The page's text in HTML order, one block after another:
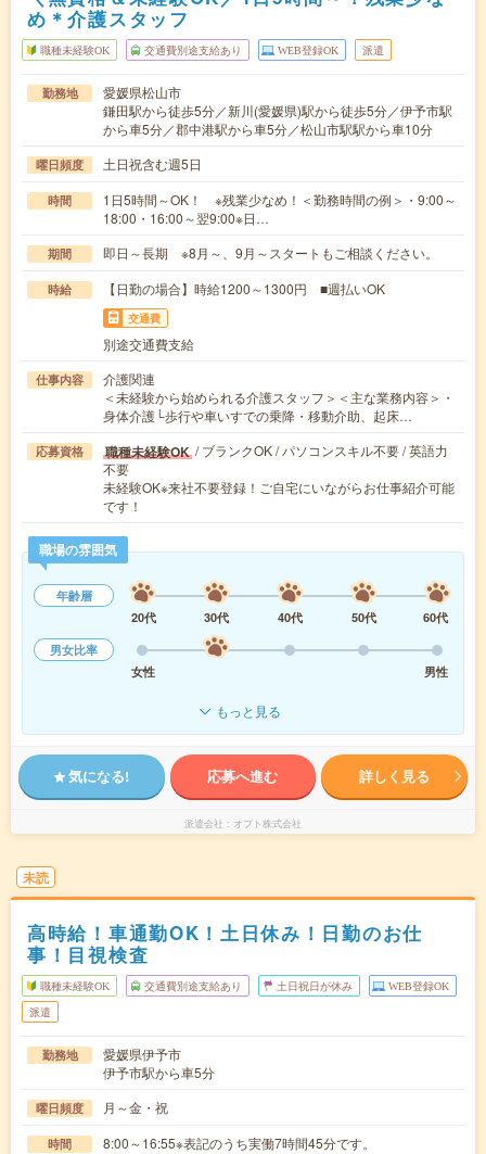
め＊介護スタッフ
職種未経験OK 交通費別途支給あり WEB登録OK 派遣
勤務地
愛媛県松山市
鎌田駅から徒歩5分／新川(愛媛県)駅から徒歩5分／伊予市駅
から車5分／郡中港駅から車5分／松山市駅駅から車10分
曜日頻度 土日祝含む週5日
時間
1日5時間～OK！ ※残業少なめ！＜勤務時間の例＞・9:00～
18:00・16:00～翌9:00※日…
期間 即日～長期 ※8月～、9月～スタートもご相談ください。
時給 【日勤の場合】時給1200～1300円 ■週払いOK
交通費
別途交通費支給
仕事内容
介護関連
＜未経験から始められる介護スタッフ＞＜主な業務内容＞・
身体介護└歩行や車いすでの乗降・移動介助、起床…
応募資格 職種未経験OK / ブランクOK / パソコンスキル不要 / 英語力
不要
未経験OK※来社不要登録！ご自宅にいながらお仕事紹介可能
です！
職場の雰囲気
年齢層
20代
30代 40代 50代
60代
男女比率
女性
男性
もっと見る
気になる! 応募へ進む 詳しく見る
派遣会社 オプト株式会社
未読
高時給！車通勤OK！土日休み！日勤のお仕
事！目視検査
職種未経験OK 交通費別途支給あり 土日祝日が休み WEB登録OK
派遣
勤務地
愛媛県伊予市
伊予市駅から車5分
曜日頻度 月～金・祝
時間 8:00～16:55※表記のうち実働7時間45分です。